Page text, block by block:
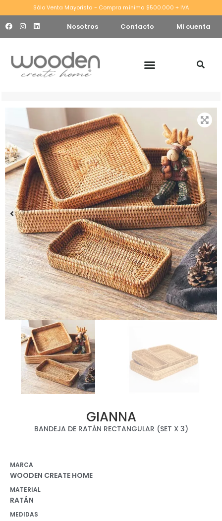
Sólo Venta Mayorista - Compra mínima $500.000 + IVA
Nosotros Contacto Mi cuenta
GIANNA
BANDEJA DE RATÁN RECTANGULAR (SET X 3)
MARCA
WOODEN CREATE HOME
MATERIAL
RATÁN
MEDIDAS